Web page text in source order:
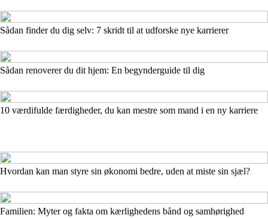
Sådan finder du dig selv: 7 skridt til at udforske nye karrierer
Sådan renoverer du dit hjem: En begynderguide til dig
10 værdifulde færdigheder, du kan mestre som mand i en ny karriere
Hvordan kan man styre sin økonomi bedre, uden at miste sin sjæl?
Familien: Myter og fakta om kærlighedens bånd og samhørighed